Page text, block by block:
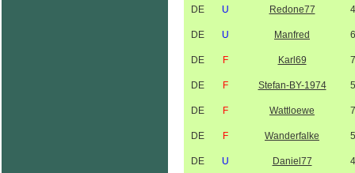
DE U Redone77
DE U Manfred
DE F Karl69
DE F Stefan-BY-1974
DE F Wattloewe
DE F Wanderfalke
DE U Daniel77